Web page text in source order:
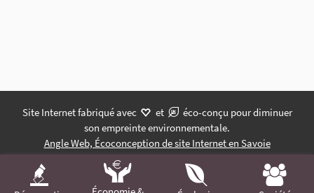
Site Internet fabriqué avec et
éco-conçu pour diminuer
son empreinte environnementale.
Angle Web, Écoconception de site Internet en Savoie